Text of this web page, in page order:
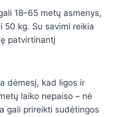
18–65 metų asmenys,
50 kg. Su savimi reikia
patvirtinantį
dėmesį, kad ligos ir
laiko nepaiso – nė
gali prireikti sudėtingos